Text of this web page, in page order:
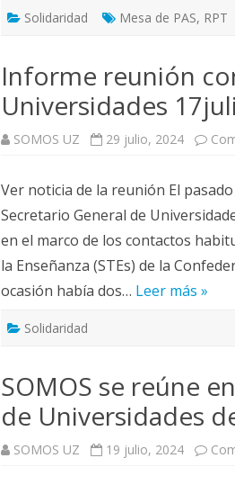
Solidaridad Mesa de PAS, RPT
Informe reunión
Universidades
SOMOS UZ 29 julio, 2024
Ver noticia de la reunión El
Secretario General de
en el marco de los contactos
la Enseñanza (STEs) de la
ocasión había dos… Leer más »
Solidaridad
SOMOS se reúne
de Universidades
SOMOS UZ 19 julio, 2024